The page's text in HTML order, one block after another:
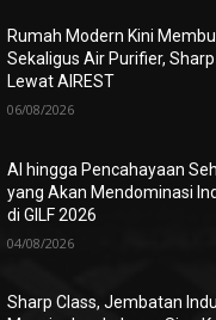
Rumah Modern Kini
Sekaligus Air Purifier,
Lewat AIREST
06/08/2026
AI hingga Pencahayaan
yang Akan Mendominasi
di GILF 2026
04/08/2026
Sharp Class, Jembatan